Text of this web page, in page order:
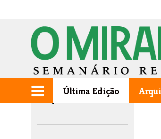
Última Edição
Edição de 2023.11.09